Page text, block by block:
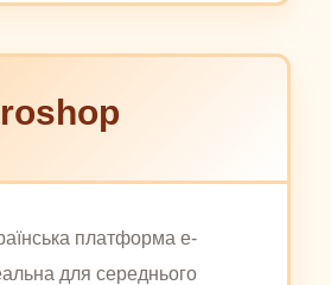
платформа e-
для середнього